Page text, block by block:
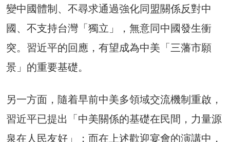
變中國體制、不尋求通過強化同盟關係反對中
國、不支持台灣「獨立」，無意同中國發生衝
突。習近平的回應，有望成為中美「三藩市願
景」的重要基礎。
另一方面，隨着早前中美多領域交流機制重啟，
習近平已提出「中美關係的基礎在民間，力量源
泉在人民友好」；而在上述歡迎宴會的演講中，